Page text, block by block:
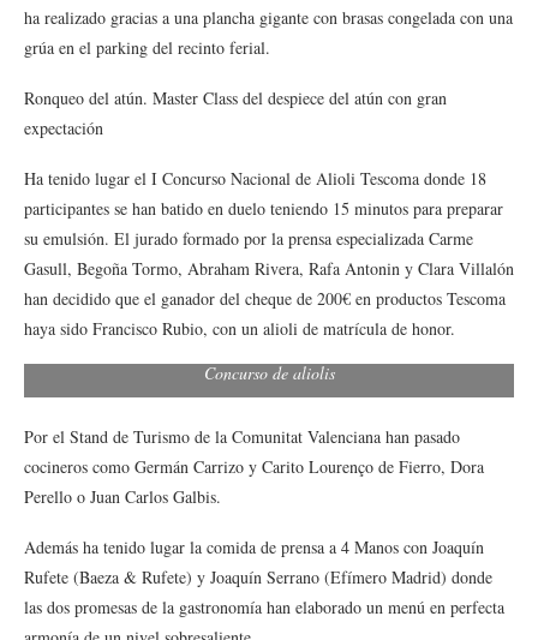
ha realizado gracias a una plancha gigante con brasas congelada con una
grúa en el parking del recinto ferial.
Ronqueo del atún. Master Class del despiece del atún con gran
expectación
Ha tenido lugar el I Concurso Nacional de Alioli Tescoma donde 18
participantes se han batido en duelo teniendo 15 minutos para preparar
su emulsión. El jurado formado por la prensa especializada Carme
Gasull, Begoña Tormo, Abraham Rivera, Rafa Antonin y Clara Villalón
han decidido que el ganador del cheque de 200€ en productos Tescoma
haya sido Francisco Rubio, con un alioli de matrícula de honor.
Concurso de aliolis
Por el Stand de Turismo de la Comunitat Valenciana han pasado
cocineros como Germán Carrizo y Carito Lourenço de Fierro, Dora
Perello o Juan Carlos Galbis.
Además ha tenido lugar la comida de prensa a 4 Manos con Joaquín
Rufete (Baeza & Rufete) y Joaquín Serrano (Efímero Madrid) donde
las dos promesas de la gastronomía han elaborado un menú en perfecta